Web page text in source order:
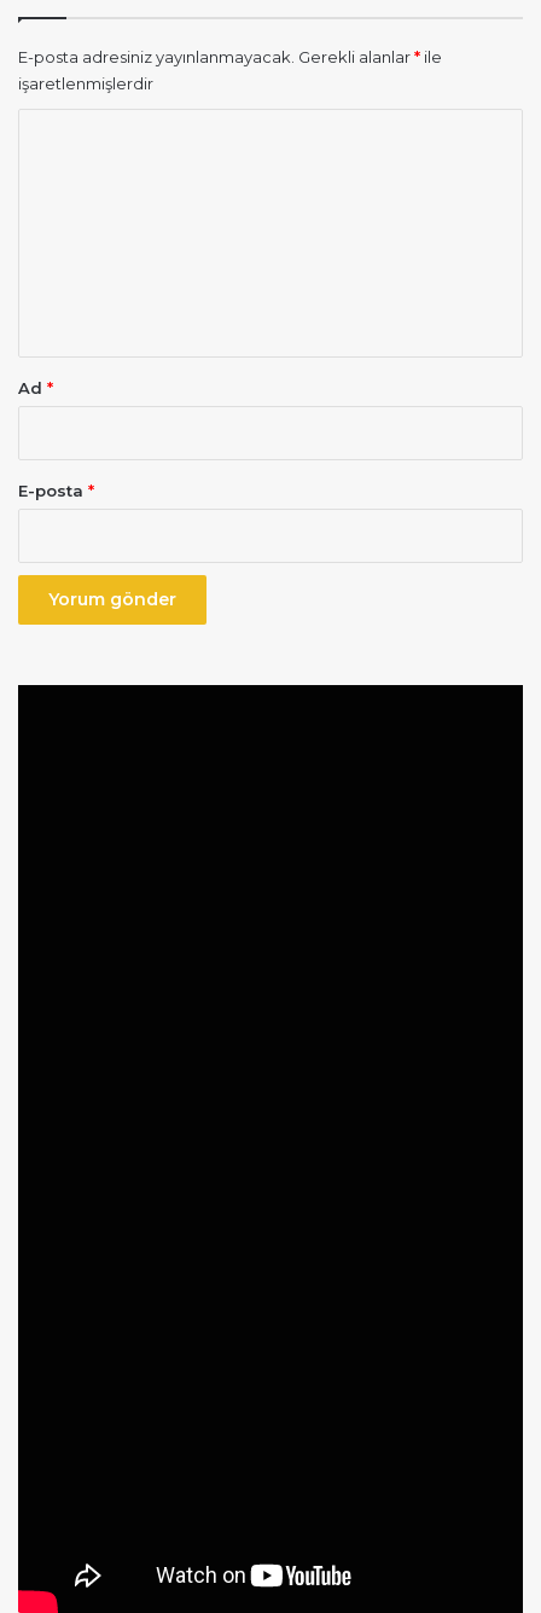
E-posta adresiniz yayınlanmayacak. Gerekli alanlar* ile
işaretlenmişlerdir
Ad *
E-posta *